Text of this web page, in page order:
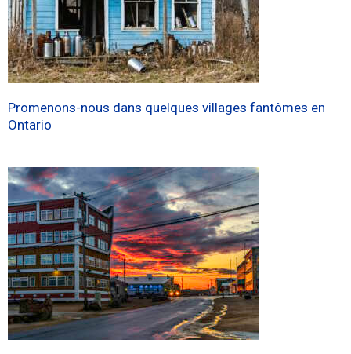
Promenons-nous dans quelques villages fantômes en
Ontario